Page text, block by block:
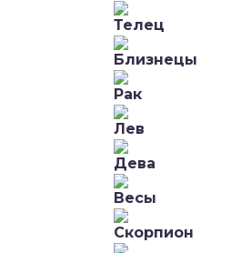
Телец
Близнецы
Рак
Лев
Дева
Весы
Скорпион